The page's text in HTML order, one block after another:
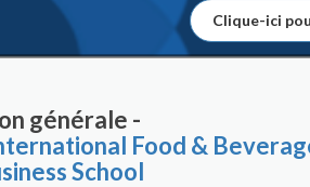
Clique-ici
générale -
Food &
School